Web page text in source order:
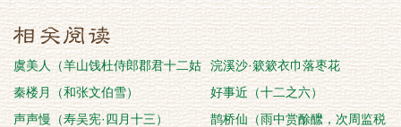
虞美人（羊山饯杜侍郎郡君十二姑
及外弟天逵）
浣溪沙·簌簌衣巾落枣花
秦楼月（和张文伯雪）
好事近（十二之六）
声声慢（寿吴宪·四月十三）
鹊桥仙（雨中赏酴醿，次周监税